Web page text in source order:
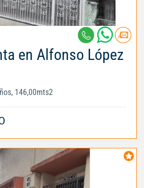
en Alfonso López
146,00mts2